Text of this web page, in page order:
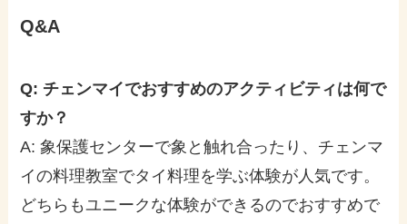
Q&A
Q: チェンマイでおすすめのアクティビティは何で
すか？
A: 象保護センターで象と触れ合ったり、チェンマ
イの料理教室でタイ料理を学ぶ体験が人気です。
どちらもユニークな体験ができるのでおすすめで